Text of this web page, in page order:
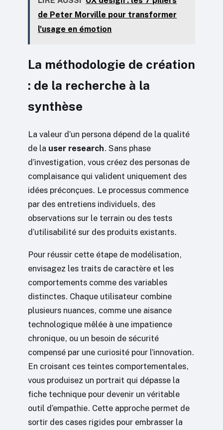
de Peter Morville pour transformer
l'usage en émotion
La méthodologie de création
: de la recherche à la
synthèse
La valeur d’un persona dépend de la qualité
de la user research. Sans phase
d’investigation, vous créez des personas de
complaisance qui valident uniquement des
idées préconçues. Le processus commence
par des entretiens individuels, des
observations sur le terrain ou des tests
d’utilisabilité sur des produits existants.
Pour réussir cette étape de modélisation,
envisagez les traits de caractère et les
comportements comme des variables
distinctes. Chaque utilisateur combine
plusieurs nuances, comme une aisance
technologique mêlée à une impatience
chronique, ou un besoin de sécurité
compensé par une curiosité pour l’innovation.
En croisant ces teintes comportementales,
vous produisez un portrait qui dépasse la
fiche technique pour devenir un véritable
outil d’empathie. Cette approche permet de
sortir des cases rigides pour embrasser la